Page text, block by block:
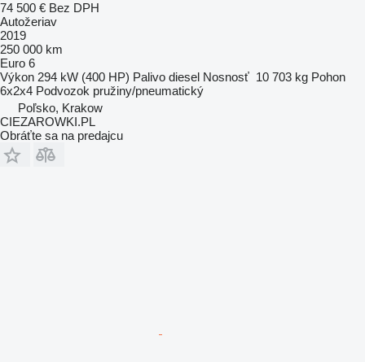
74 500 € Bez DPH
Autožeriav
2019
250 000 km
Euro 6
Výkon 294 kW (400 HP) Palivo diesel Nosnosť 10 703 kg Pohon
6x2x4 Podvozok pružiny/pneumatický
Poľsko, Krakow
CIEZAROWKI.PL
Obráťte sa na predajcu